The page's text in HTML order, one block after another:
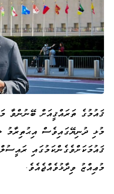
ޤައުމުގެ ތަރައްޤީއަށް ބޭނުންވާ
މުޅި ދުނިޔޭގައިވެސް އިޙުތިރާމު
ޤައުމަކަށްވެގެންކަމުގައި
މުޢިއްޒު ވިދާޅުވެއްޖެއެވެ.